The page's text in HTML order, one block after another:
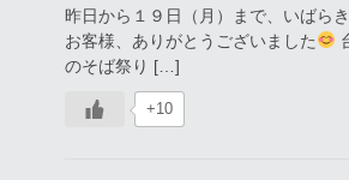
昨日から１９日（月）まで、いばら
お客様、ありがとうございました
のそば祭り […]
+10